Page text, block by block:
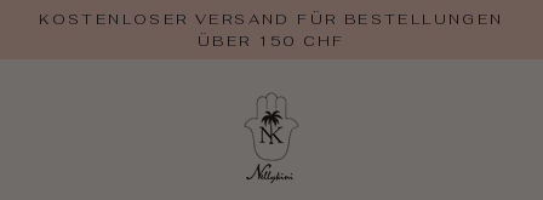
KOSTENLOSER VERSAND FÜR BESTELLUNGEN
ÜBER 150 CHF